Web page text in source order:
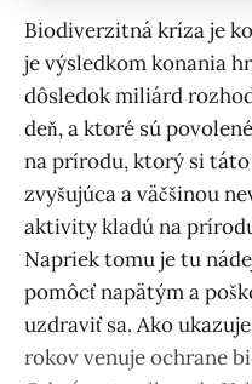
Biodiverzitná kríza je
je výsledkom konania
dôsledok miliárd
deň, a ktoré sú
na prírodu, ktorý si
zvyšujúca a väčšinou
aktivity kladú na
Napriek tomu je tu
pomôcť napätým a
uzdraviť sa. Ako
rokov venuje ochrane